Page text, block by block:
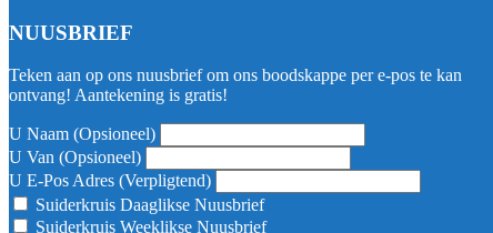
NUUSBRIEF
Teken aan op ons nuusbrief om ons boodskappe per e-pos te kan
ontvang! Aantekening is gratis!
U Naam (Opsioneel)
U Van (Opsioneel)
U E-Pos Adres (Verpligtend)
Suiderkruis Daaglikse Nuusbrief
Suiderkruis Weeklikse Nuusbrief